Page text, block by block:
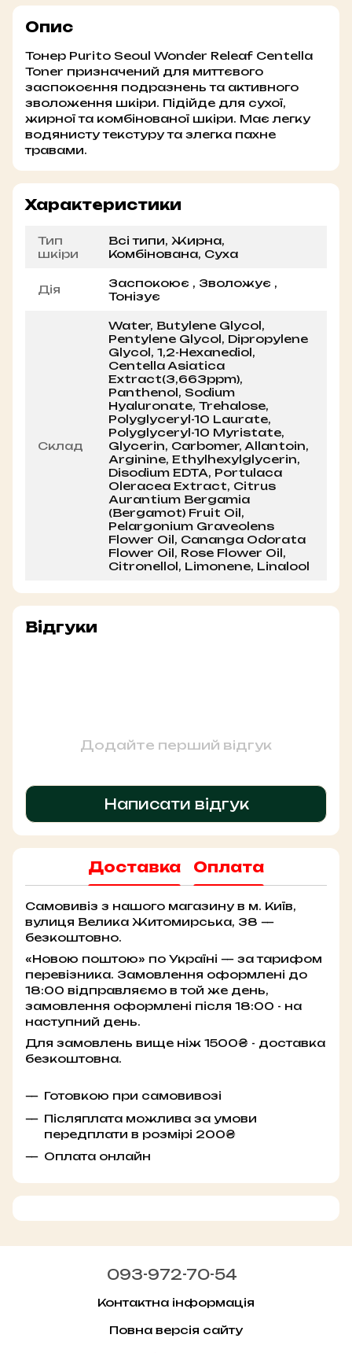
Опис
Тонер Purito Seoul Wonder Releaf Centella
Toner призначений для миттєвого
заспокоєння подразнень та активного
зволоження шкіри. Підійде для сухої,
жирної та комбінованої шкіри. Має легку
водянисту текстуру та злегка пахне
травами.
Характеристики
Тип
шкіри
Всі типи, Жирна,
Комбінована, Суха
Дія
Заспокоює , Зволожує ,
Тонізує
Склад
Water, Butylene Glycol,
Pentylene Glycol, Dipropylene
Glycol, 1,2-Hexanediol,
Centella Asiatica
Extract(3,663ppm),
Panthenol, Sodium
Hyaluronate, Trehalose,
Polyglyceryl-10 Laurate,
Polyglyceryl-10 Myristate,
Glycerin, Carbomer, Allantoin,
Arginine, Ethylhexylglycerin,
Disodium EDTA, Portulaca
Oleracea Extract, Citrus
Aurantium Bergamia
(Bergamot) Fruit Oil,
Pelargonium Graveolens
Flower Oil, Cananga Odorata
Flower Oil, Rose Flower Oil,
Citronellol, Limonene, Linalool
Відгуки
Додайте перший відгук
Написати відгук
Доставка Оплата
Самовивіз з нашого магазину в м. Київ,
вулиця Велика Житомирська, 38 —
безкоштовно.
«Новою поштою» по Україні — за тарифом
перевізника. Замовлення оформлені до
18:00 відправляємо в той же день,
замовлення оформлені після 18:00 - на
наступний день.
Для замовлень вище ніж 1500₴ - доставка
безкоштовна.
Готовкою при самовивозі
Післяплата можлива за умови
передплати в розмірі 200₴
Оплата онлайн
093-972-70-54
Контактна інформація
Повна версія сайту